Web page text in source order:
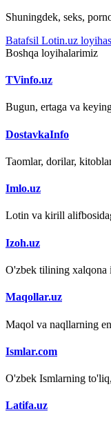
Shuningdek, seks,
Batafsil Lotin.uz
Boshqa loyihalarimiz
TVinfo.uz
Bugun, ertaga va
DostavkaInfo
Taomlar, dorilar,
Imlo.uz
Lotin va kirill
Izoh.uz
O'zbek tilining xalqona
Maqollar.uz
Maqol va naqllarning
Ismlar.com
O'zbek Ismlarning
Latifa.uz